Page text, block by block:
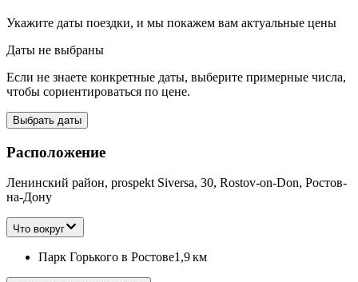
Укажите даты поездки, и мы покажем вам актуальные цены
Даты не выбраны
Если не знаете конкретные даты, выберите примерные числа,
чтобы сориентироваться по цене.
Выбрать даты
Расположение
Ленинский район, prospekt Siversa, 30, Rostov-on-Don, Ростов-
на-Дону
Что вокруг
Парк Горького в Ростове1,9 км